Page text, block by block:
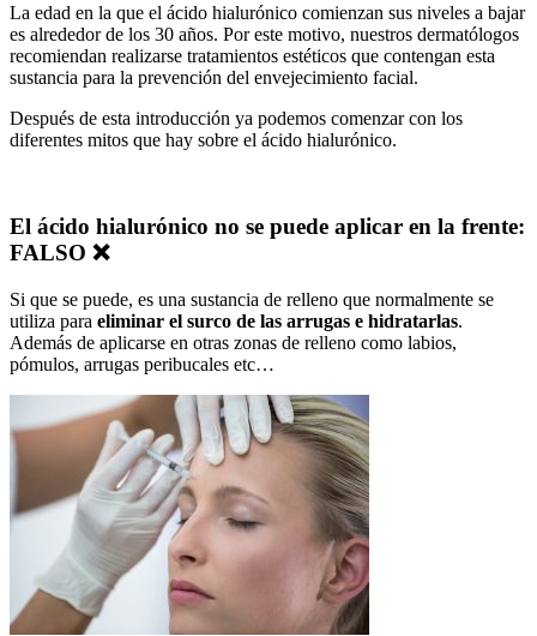
La edad en la que el ácido hialurónico comienzan sus niveles a bajar
es alrededor de los 30 años. Por este motivo, nuestros dermatólogos
recomiendan realizarse tratamientos estéticos que contengan esta
sustancia para la prevención del envejecimiento facial.
Después de esta introducción ya podemos comenzar con los
diferentes mitos que hay sobre el ácido hialurónico.
El ácido hialurónico no se puede aplicar en la frente:
FALSO ❌
Si que se puede, es una sustancia de relleno que normalmente se
utiliza para eliminar el surco de las arrugas e hidratarlas.
Además de aplicarse en otras zonas de relleno como labios,
pómulos, arrugas peribucales etc…